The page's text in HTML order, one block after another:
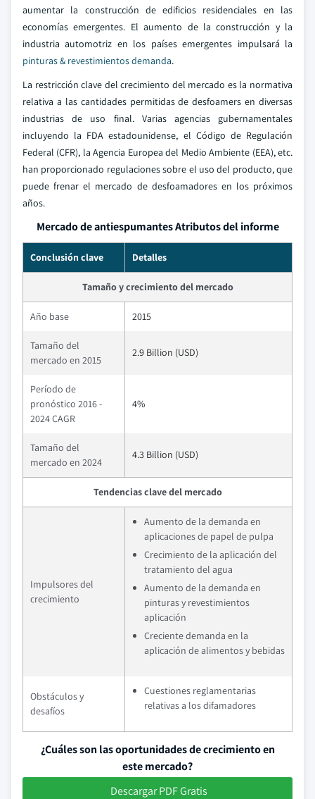
aumentar la construcción de edificios residenciales en las
economías emergentes. El aumento de la construcción y la
industria automotriz en los países emergentes impulsará la
pinturas & revestimientos demanda.
La restricción clave del crecimiento del mercado es la normativa
relativa a las cantidades permitidas de desfoamers en diversas
industrias de uso final. Varias agencias gubernamentales
incluyendo la FDA estadounidense, el Código de Regulación
Federal (CFR), la Agencia Europea del Medio Ambiente (EEA), etc.
han proporcionado regulaciones sobre el uso del producto, que
puede frenar el mercado de desfoamadores en los próximos
años.
Mercado de antiespumantes Atributos del informe
Conclusión clave Detalles
Tamaño y crecimiento del mercado
Año base 2015
Tamaño del
mercado en 2015
2.9 Billion (USD)
Período de
pronóstico 2016 -
2024 CAGR
4%
Tamaño del
mercado en 2024
4.3 Billion (USD)
Tendencias clave del mercado
Impulsores del
crecimiento
Aumento de la demanda en
aplicaciones de papel de pulpa
Crecimiento de la aplicación del
tratamiento del agua
Aumento de la demanda en
pinturas y revestimientos
aplicación
Creciente demanda en la
aplicación de alimentos y bebidas
Obstáculos y
desafíos
Cuestiones reglamentarias
relativas a los difamadores
¿Cuáles son las oportunidades de crecimiento en
este mercado?
Descargar PDF Gratis